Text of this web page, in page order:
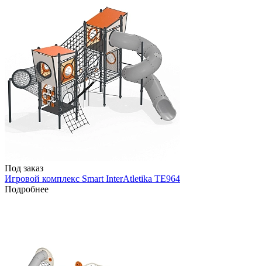
Под заказ
Игровой комплекс Smart InterAtletika TE964
Подробнее